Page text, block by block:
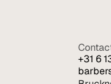
+31 6